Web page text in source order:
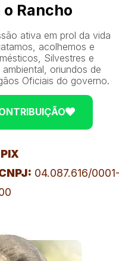
Rancho
ativa em prol da vida
acolhemos e
Silvestres e
oriundos de
Oficiais do governo.
PIX
04.087.616/